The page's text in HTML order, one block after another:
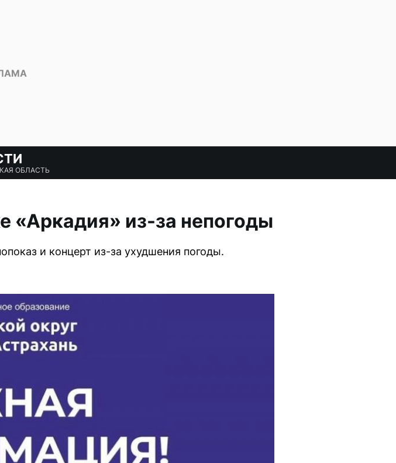
ОБЛАСТЬ
«Аркадия» из-за непогоды
и концерт из-за ухудшения погоды.